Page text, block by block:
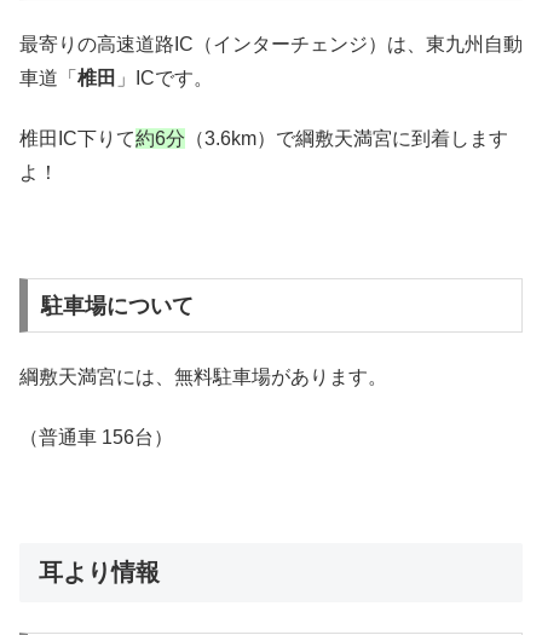
最寄りの高速道路IC（インターチェンジ）は、東九州自動
車道「 椎田 」ICです。
椎田IC下りて約6分 （3.6km）で綱敷天満宮に到着します
よ！
駐車場について
綱敷天満宮には、無料駐車場があります。
（普通車 156台）
耳より情報